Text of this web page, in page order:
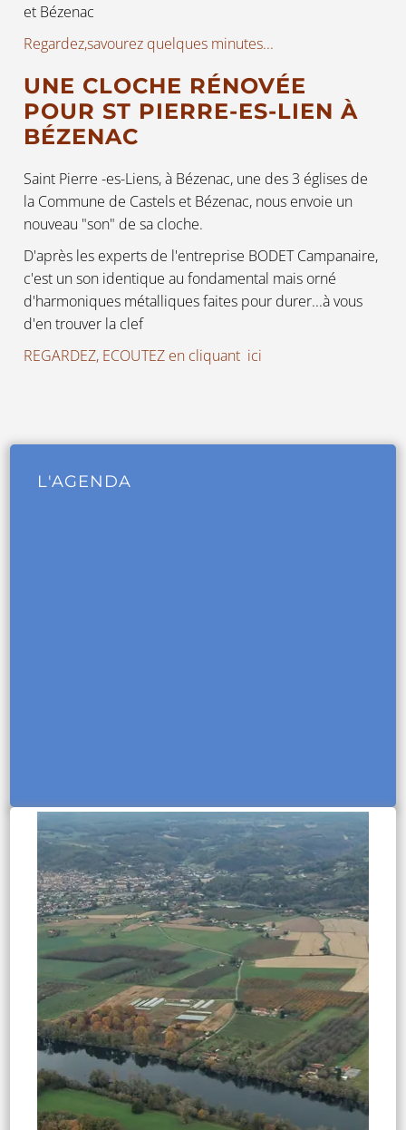
et Bézenac
Regardez,savourez quelques minutes...
UNE CLOCHE RÉNOVÉE
POUR ST PIERRE-ES-LIEN À
BÉZENAC
Saint Pierre -es-Liens, à Bézenac, une des 3 églises de
la Commune de Castels et Bézenac, nous envoie un
nouveau "son" de sa cloche.
D'après les experts de l'entreprise BODET Campanaire,
c'est un son identique au fondamental mais orné
d'harmoniques métalliques faites pour durer...à vous
d'en trouver la clef
REGARDEZ, ECOUTEZ en cliquant ici
L'AGENDA